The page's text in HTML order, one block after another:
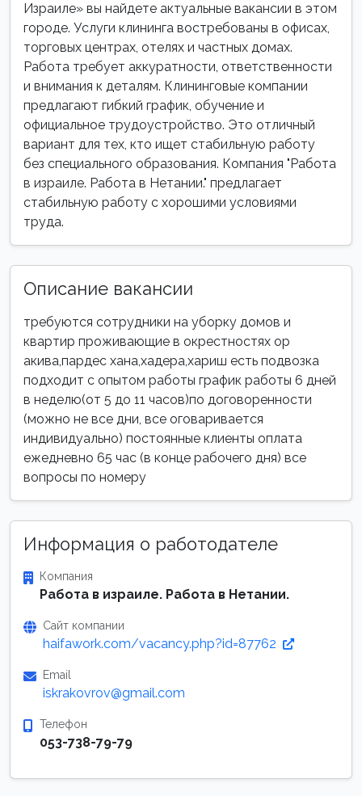
Израиле» вы найдете актуальные вакансии в этом
городе. Услуги клининга востребованы в офисах,
торговых центрах, отелях и частных домах.
Работа требует аккуратности, ответственности
и внимания к деталям. Клининговые компании
предлагают гибкий график, обучение и
официальное трудоустройство. Это отличный
вариант для тех, кто ищет стабильную работу
без специального образования. Компания "Работа
в израиле. Работа в Нетании." предлагает
стабильную работу с хорошими условиями
труда.
Описание вакансии
требуются сотрудники на уборку домов и
квартир проживающие в окрестностях ор
акива,пардес хана,хадера,хариш есть подвозка
подходит с опытом работы график работы 6 дней
в неделю(от 5 до 11 часов)по договоренности
(можно не все дни, все оговаривается
индивидуально) постоянные клиенты оплата
ежедневно 65 час (в конце рабочего дня) все
вопросы по номеру
Информация о работодателе
Компания
Работа в израиле. Работа в Нетании.
Сайт компании
haifawork.com/vacancy.php?id=87762
Email
iskrakovrov@gmail.com
Телефон
053-738-79-79